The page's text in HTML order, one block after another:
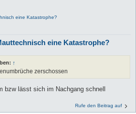
eine Katastrophe?
eine Katastrophe?
↑
zerschossen
bzw lässt sich im Nachgang schnell
Rufe den Beitrag auf